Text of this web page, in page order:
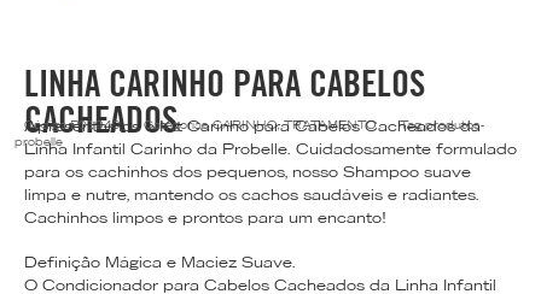
LINHA CARINHO PARA CABELOS
CACHEADOS
CódigoP01949 Categorias CARINHO,TRATAMENTO Tag produtos-
probelle
Apresentamos o Kit Carinho para Cabelos Cacheados da
Linha Infantil Carinho da Probelle. Cuidadosamente formulado
para os cachinhos dos pequenos, nosso Shampoo suave
limpa e nutre, mantendo os cachos saudáveis e radiantes.
Cachinhos limpos e prontos para um encanto!
Definição Mágica e Maciez Suave.
O Condicionador para Cabelos Cacheados da Linha Infantil